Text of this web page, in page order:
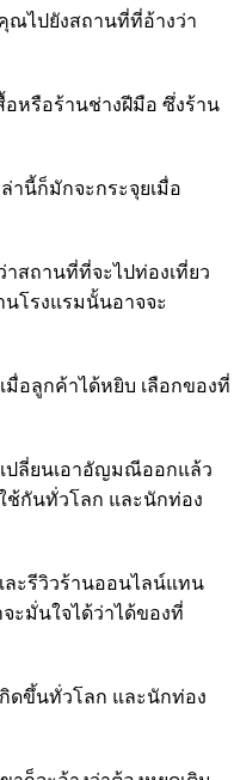
ณไปยังสถานที่ที่อ้างว่า
อหรือร้านช่างฝีมือ ซึ่งร้าน
นี้ก็มักจะกระจุยเมื่อ
สถานที่ที่จะไปท่องเที่ยว
โรงแรมนั้นอาจจะ
อลูกค้าได้หยิบ เลือกของที่
ปลี่ยนเอาอัญมณีออกแล้ว
ช้กันทั่วโลก และนักท่อง
ะรีวิวร้านออนไลน์แทน
ะมั่นใจได้ว่าได้ของที่
กิดขึ้นทั่วโลก และนักท่อง